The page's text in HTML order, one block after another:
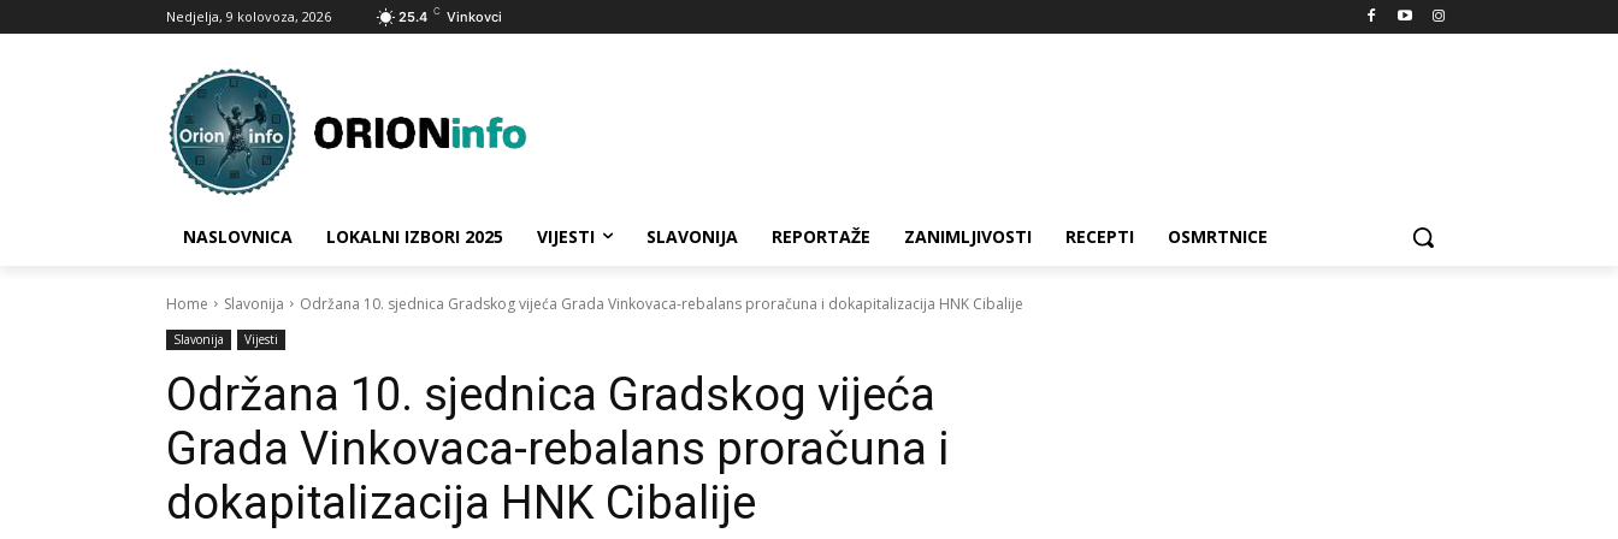
Nedjelja, 9 kolovoza, 2026 25.4 C Vinkovci
NASLOVNICA LOKALNI IZBORI 2025 VIJESTI SLAVONIJA REPORTAŽE ZANIMLJIVOSTI RECEPTI OSMRTNICE
Home Slavonija Održana 10. sjednica Gradskog vijeća Grada Vinkovaca-rebalans proračuna i dokapitalizacija HNK Cibalije
Slavonija Vijesti
Održana 10. sjednica Gradskog vijeća
Grada Vinkovaca-rebalans proračuna i
dokapitalizacija HNK Cibalije